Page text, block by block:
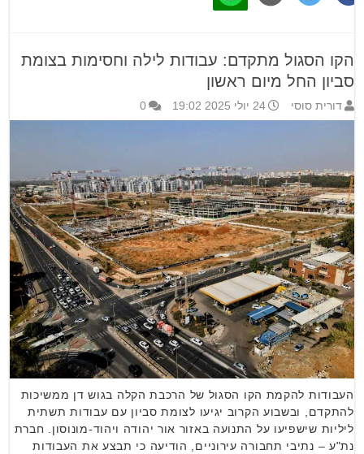
הקו הסגול מתקדם: עבודות לילה וחסימות בצומת
סביון החל מיום ראשון
דורית סוסי 24 יולי 2025 19:02 0
העבודות להקמת הקו הסגול של הרכבת הקלה בגוש דן ממשיכות
להתקדם, ובשבוע הקרוב יגיעו לצומת סביון עם עבודות תשתית
ליליות שישפיעו על התנועה באזור אור יהודה ויהוד-מונוסון. חברת
נת"ע – נתיבי תחבורה עירוניים, הודיעה כי תבצע את העבודות